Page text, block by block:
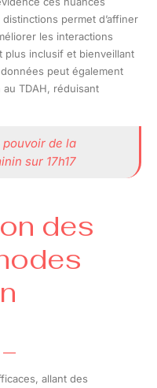
permet d’affiner
les interactions
plus inclusif et bienveillant
peut également
TDAH, réduisant
pouvoir de la
sur 17h17
des
allant des